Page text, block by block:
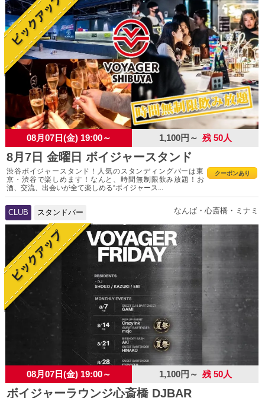
08月07日(金) 19:00～ 1,100円～ 残 50人
8月7日 金曜日 ボイジャースタンド
クーポンあり
渋谷ボイジャースタンド！人気のスタンディングバーは東
京・渋谷で楽しめます！なんと、時間無制限飲み放題！お
酒、交流、出会いが全て楽しめる“ボイジャース...
CLUB スタンドバー なんば・心斎橋・ミナミ
08月07日(金) 19:00～ 1,100円～ 残 50人
ボイジャーラウンジ心斎橋 DJBAR